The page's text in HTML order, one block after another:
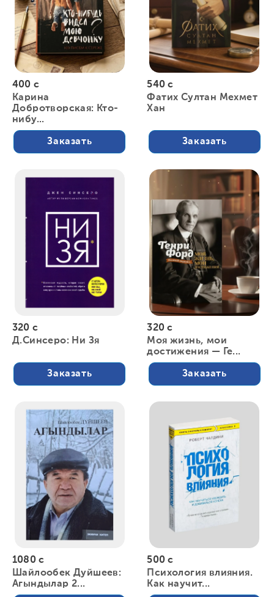
400 с
Карина
Добротворская: Кто-
нибу...
Заказать
540 с
Фатих Султан Мехмет
Хан
Заказать
320 с
Д.Синсеро: Ни Зя
Заказать
320 с
Моя жизнь, мои
достижения — Ге...
Заказать
1080 с
Шайлообек Дуйшеев:
Агындылар 2...
500 с
Психология влияния.
Как научит...